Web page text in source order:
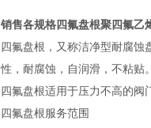
销售各规格四氟盘根聚四氟乙
四氟盘根，又称洁净型耐腐蚀
性，耐腐蚀，自润滑，不粘贴
四氟盘根适用于压力不高的阀
四氟盘根服务范围